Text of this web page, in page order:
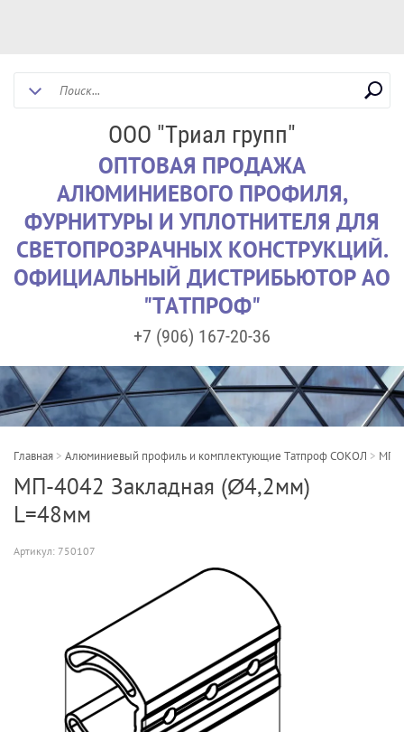
ООО "Триал групп"
ОПТОВАЯ ПРОДАЖА
АЛЮМИНИЕВОГО ПРОФИЛЯ,
ФУРНИТУРЫ И УПЛОТНИТЕЛЯ ДЛЯ
СВЕТОПРОЗРАЧНЫХ КОНСТРУКЦИЙ.
ОФИЦИАЛЬНЫЙ ДИСТРИБЬЮТОР АО
"ТАТПРОФ"
+7 (906) 167-20-36
Главная > Алюминиевый профиль и комплектующие Татпроф СОКОЛ > МП-
МП-4042 Закладная (Ø4,2мм)
L=48мм
Артикул: 750107